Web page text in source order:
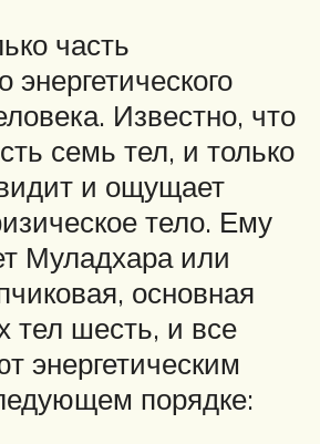
часть
энергетического
Известно, что
семь тел, и только
и ощущает
тело. Ему
Муладхара или
основная
тел шесть, и все
энергетическим
порядке: